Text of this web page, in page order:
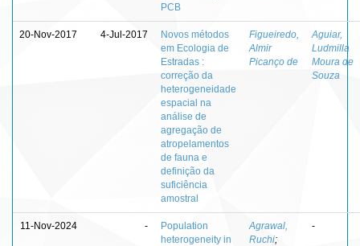
PCB
20-Nov-2017 4-Jul-2017
Novos métodos
em Ecologia de
Estradas :
correção da
heterogeneidade
espacial na
análise de
agregação de
atropelamentos
de fauna e
definição da
suficiência
amostral
Figueiredo,
Almir
Picanço de
Aguiar,
Ludmilla
Moura de
Souza
11-Nov-2024 -
Population
heterogeneity in
Agrawal,
Ruchi;
-